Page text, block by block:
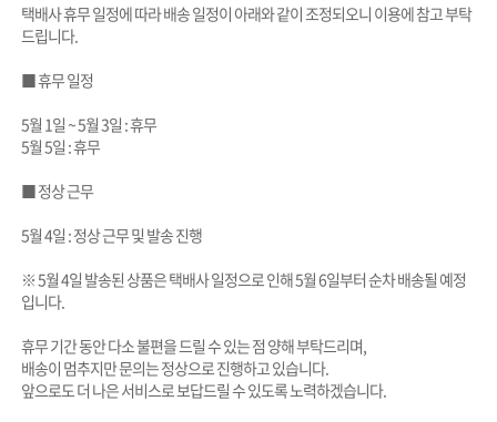
우
터
페
이
지
문
조
회
택배사 휴무 일정에 따라 배송 일정이 아래와 같이 조정되오니 이용에 참고 부탁
드립니다.
■ 휴무 일정
5월 1일 ~ 5월 3일 : 휴무
5월 5일 : 휴무
■ 정상 근무
5월 4일 : 정상 근무 및 발송 진행
※ 5월 4일 발송된 상품은 택배사 일정으로 인해 5월 6일부터 순차 배송될 예정
입니다.
휴무 기간 동안 다소 불편을 드릴 수 있는 점 양해 부탁드리며,
배송이 멈추지만 문의는 정상으로 진행하고 있습니다.
앞으로도 더 나은 서비스로 보답드릴 수 있도록 노력하겠습니다.